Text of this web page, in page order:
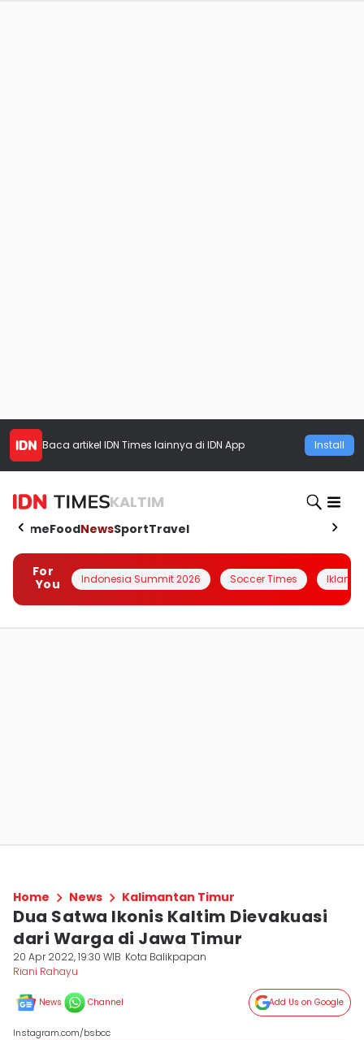
Baca artikel IDN Times lainnya di IDN App Install
KALTIM
HomeFoodNewsSportTravel
For
You
Indonesia Summit 2026 Soccer Times Iklanin
Home News Kalimantan Timur
Dua Satwa Ikonis Kaltim Dievakuasi
dari Warga di Jawa Timur
20 Apr 2022, 19:30 WIB Kota Balikpapan
Riani Rahayu
News Channel Add Us on Google
Instagram.com/bsbcc